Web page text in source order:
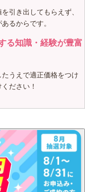
引き出してもらえず、
あるからです。
る知識・経験が豊富
うえで適正価格をつけ
ださい！